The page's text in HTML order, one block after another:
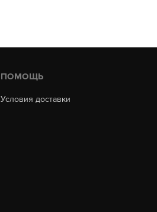
ПОМОЩЬ
Условия доставки